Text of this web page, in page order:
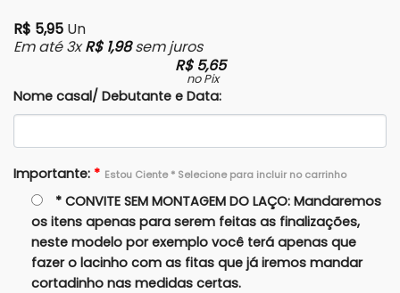
R$ 5,95 Un
Em até 3xR$1,98sem juros
R$5,65
no Pix
Nome casal/ Debutante e Data:
Importante: * Estou Ciente * Selecione para incluir no carrinho
* CONVITE SEM MONTAGEM DO LAÇO: Mandaremos
os itens apenas para serem feitas as finalizações,
neste modelo por exemplo você terá apenas que
fazer o lacinho com as fitas que já iremos mandar
cortadinho nas medidas certas.